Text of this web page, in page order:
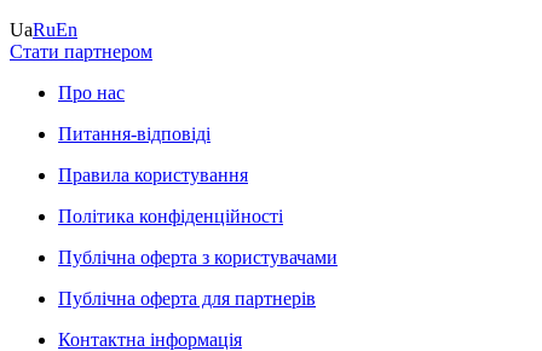
UaRuEn
Стати партнером
Про нас
Питання-відповіді
Правила користування
Політика конфіденційності
Публічна оферта з користувачами
Публічна оферта для партнерів
Контактна інформація